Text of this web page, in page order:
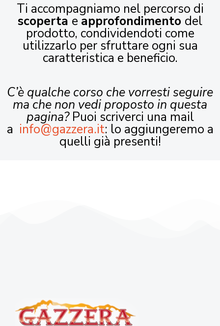
Ti accompagniamo nel percorso di
scoperta e approfondimento del
prodotto, condividendoti come
utilizzarlo per sfruttare ogni sua
caratteristica e beneficio.
C’è qualche corso che vorresti seguire
ma che non vedi proposto in questa
pagina?Puoi scriverci una mail
a info@gazzera.it: lo aggiungeremo a
quelli già presenti!